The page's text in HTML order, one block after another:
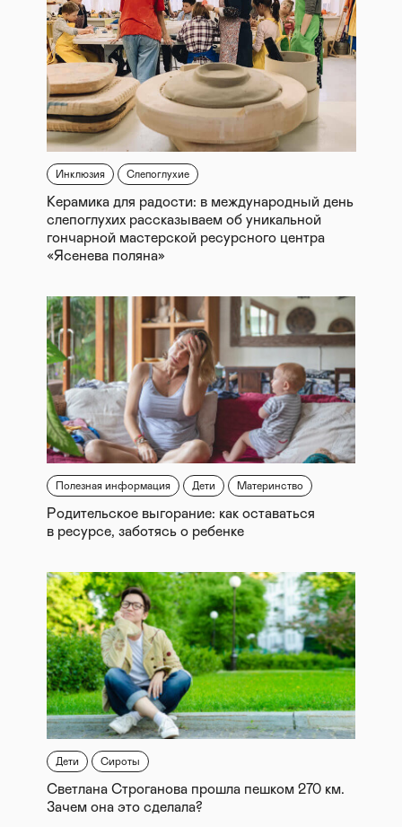
Инклюзия Слепоглухие
Керамика для радости: в международный день
слепоглухих рассказываем об уникальной
гончарной мастерской ресурсного центра
«Ясенева поляна»
Полезная информация Дети Материнство
Родительское выгорание: как оставаться
в ресурсе, заботясь о ребенке
Дети Сироты
Светлана Строганова прошла пешком 270 км.
Зачем она это сделала?